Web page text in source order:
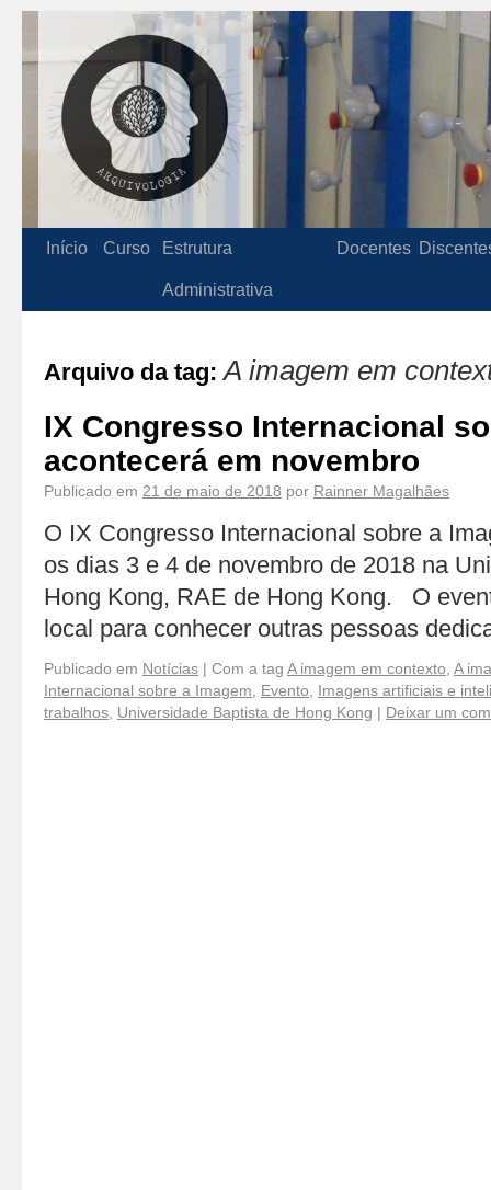
Início Curso Estrutura
Administrativa
Docentes
Arquivo da tag:A imagem em
IX Congresso Internacional
acontecerá em novembro
Publicado em 21 de maio de 2018 por Rainner Magalhães
O IX Congresso Internacional sobre a
os dias 3 e 4 de novembro de 2018 na
Hong Kong, RAE de Hong Kong. O
local para conhecer outras pessoas
Publicado em Notícias | Com a tag A imagem em contexto A
Internacional sobre a Imagem
Evento
Imagens artificiais e
trabalhos Universidade Baptista de Hong Kong | Deixar um